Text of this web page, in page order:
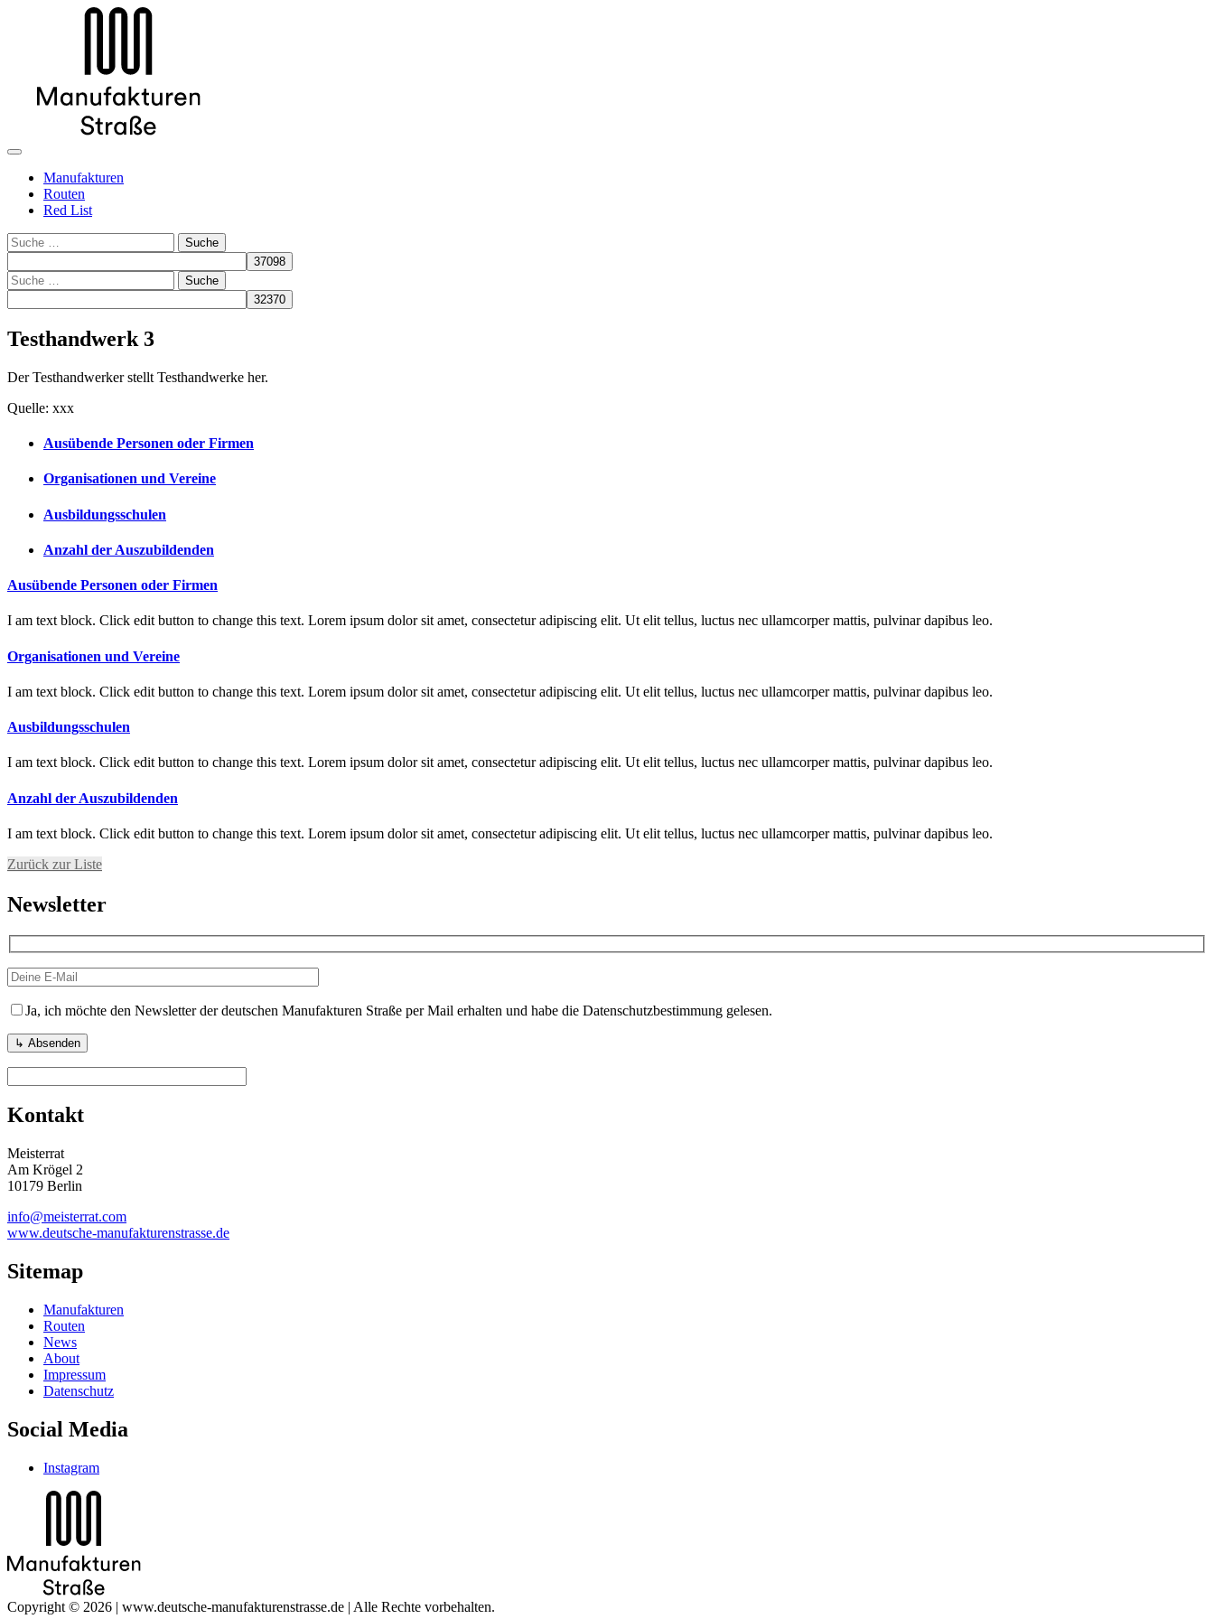
Manufakturen
Routen
Red List
Suche
Suche
Testhandwerk 3
Der Testhandwerker stellt Testhandwerke her.
Quelle: xxx
Ausübende Personen oder Firmen
Organisationen und Vereine
Ausbildungsschulen
Anzahl der Auszubildenden
Ausübende Personen oder Firmen
I am text block. Click edit button to change this text. Lorem ipsum dolor sit amet, consectetur adipiscing elit. Ut elit tellus, luctus nec ullamcorper mattis, pulvinar dapibus leo.
Organisationen und Vereine
I am text block. Click edit button to change this text. Lorem ipsum dolor sit amet, consectetur adipiscing elit. Ut elit tellus, luctus nec ullamcorper mattis, pulvinar dapibus leo.
Ausbildungsschulen
I am text block. Click edit button to change this text. Lorem ipsum dolor sit amet, consectetur adipiscing elit. Ut elit tellus, luctus nec ullamcorper mattis, pulvinar dapibus leo.
Anzahl der Auszubildenden
I am text block. Click edit button to change this text. Lorem ipsum dolor sit amet, consectetur adipiscing elit. Ut elit tellus, luctus nec ullamcorper mattis, pulvinar dapibus leo.
Zurück zur Liste
Newsletter
Ja, ich möchte den Newsletter der deutschen Manufakturen Straße per Mail erhalten und habe die Datenschutzbestimmung gelesen.
Kontakt
Meisterrat
Am Krögel 2
10179 Berlin
info@meisterrat.com
www.deutsche-manufakturenstrasse.de
Sitemap
Manufakturen
Routen
News
About
Impressum
Datenschutz
Social Media
Instagram
Copyright © 2026 | www.deutsche-manufakturenstrasse.de | Alle Rechte vorbehalten.